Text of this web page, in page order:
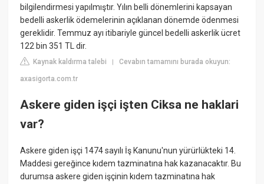
bilgilendirmesi yapılmıştır. Yılın belli dönemlerini kapsayan
bedelli askerlik ödemelerinin açıklanan dönemde ödenmesi
gereklidir. Temmuz ayı itibariyle güncel bedelli askerlik ücret
122 bin 351 TL dir.
Kaynak kaldırma talebi |Cevabın tamamını burada okuyun:
axasigorta.com.tr
Askere giden işçi işten Ciksa ne haklari
var?
Askere giden işçi 1474 sayılı İş Kanunu'nun yürürlükteki 14.
Maddesi gereğince kıdem tazminatına hak kazanacaktır. Bu
durumsa askere giden işçinin kıdem tazminatına hak